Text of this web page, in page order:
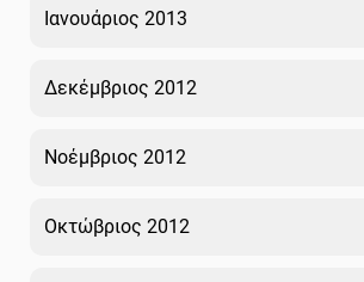
Ιανουάριος 2013
Δεκέμβριος 2012
Νοέμβριος 2012
Οκτώβριος 2012